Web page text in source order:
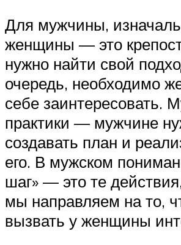
Для мужчины,
женщины — это
нужно найти свой
очередь, необходимо
себе заинтересовать.
практики — мужчине
создавать план и
его. В мужском
шаг» — это те
мы направляем на то,
вызвать у женщины